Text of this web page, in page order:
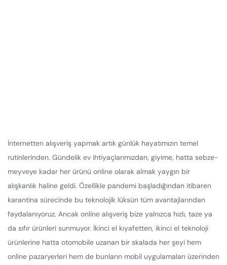
İnternetten alışveriş yapmak artık günlük hayatımızın temel
rutinlerinden. Gündelik ev ihtiyaçlarımızdan, giyime, hatta sebze-
meyveye kadar her ürünü online olarak almak yaygın bir
alışkanlık haline geldi. Özellikle pandemi başladığından itibaren
karantina sürecinde bu teknolojik lüksün tüm avantajlarından
faydalanıyoruz. Ancak online alışveriş bize yalnızca hızlı, taze ya
da sıfır ürünleri sunmuyor. İkinci el kıyafetten, ikinci el teknoloji
ürünlerine hatta otomobile uzanan bir skalada her şeyi hem
online pazaryerleri hem de bunların mobil uygulamaları üzerinden